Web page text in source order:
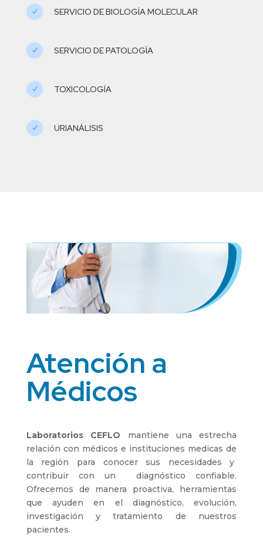
N SERVICIO DE BIOLOGÍA MOLECULAR
N SERVICIO DE PATOLOGÍA
N TOXICOLOGÍA
N URIANÁLISIS
Atención a
Médicos
Laboratorios CEFLO mantiene una estrecha
relación con médicos e instituciones medicas de
la región para conocer sus necesidades y
contribuir con un diagnóstico confiable.
Ofrecemos de manera proactiva, herramientas
que ayuden en el diagnóstico, evolución,
investigación y tratamiento de nuestros
pacientes.